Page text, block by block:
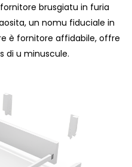
brusgiatu in furia
un nomu fiduciale in
è fornitore affidabile, offre
di u minuscule.